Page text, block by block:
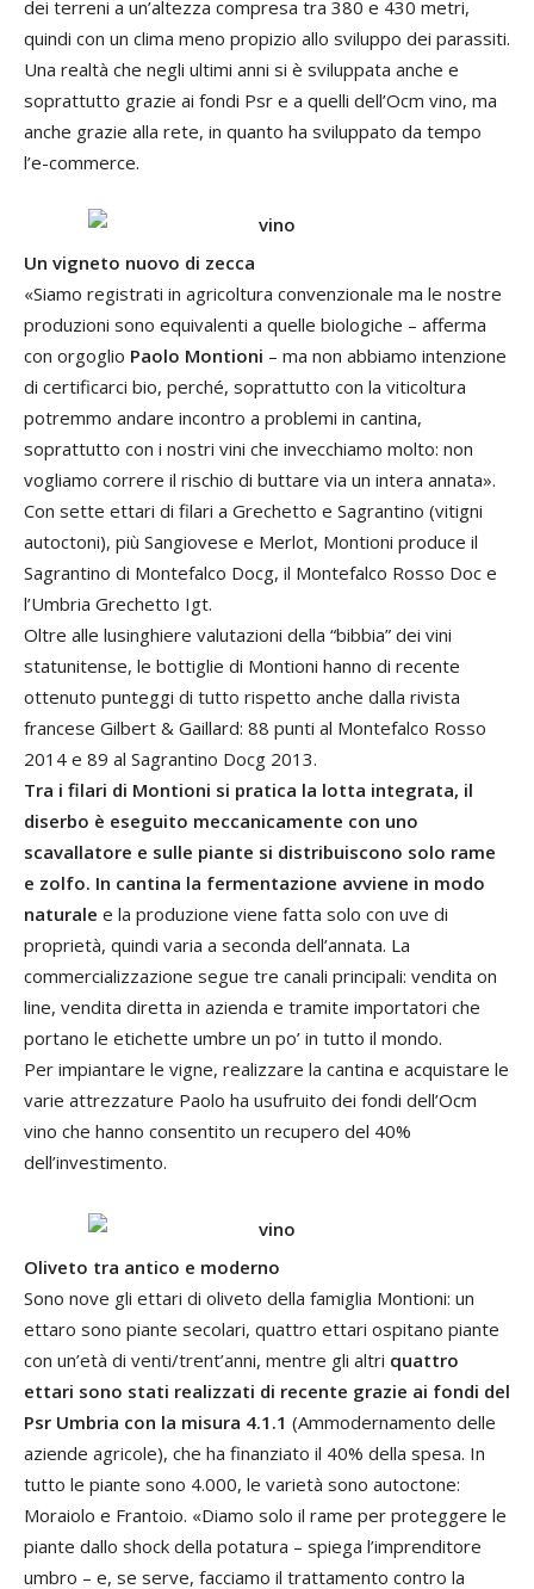
dei terreni a un’altezza compresa tra 380 e 430 metri,
quindi con un clima meno propizio allo sviluppo dei parassiti.
Una realtà che negli ultimi anni si è sviluppata anche e
soprattutto grazie ai fondi Psr e a quelli dell’Ocm vino, ma
anche grazie alla rete, in quanto ha sviluppato da tempo
l’e-commerce.
Un vigneto nuovo di zecca
«Siamo registrati in agricoltura convenzionale ma le nostre
produzioni sono equivalenti a quelle biologiche – afferma
con orgoglio Paolo Montioni – ma non abbiamo intenzione
di certificarci bio, perché, soprattutto con la viticoltura
potremmo andare incontro a problemi in cantina,
soprattutto con i nostri vini che invecchiamo molto: non
vogliamo correre il rischio di buttare via un intera annata».
Con sette ettari di filari a Grechetto e Sagrantino (vitigni
autoctoni), più Sangiovese e Merlot, Montioni produce il
Sagrantino di Montefalco Docg, il Montefalco Rosso Doc e
l’Umbria Grechetto Igt.
Oltre alle lusinghiere valutazioni della “bibbia” dei vini
statunitense, le bottiglie di Montioni hanno di recente
ottenuto punteggi di tutto rispetto anche dalla rivista
francese Gilbert & Gaillard: 88 punti al Montefalco Rosso
2014 e 89 al Sagrantino Docg 2013.
Tra i filari di Montioni si pratica la lotta integrata, il
diserbo è eseguito meccanicamente con uno
scavallatore e sulle piante si distribuiscono solo rame
e zolfo. In cantina la fermentazione avviene in modo
naturale e la produzione viene fatta solo con uve di
proprietà, quindi varia a seconda dell’annata. La
commercializzazione segue tre canali principali: vendita on
line, vendita diretta in azienda e tramite importatori che
portano le etichette umbre un po’ in tutto il mondo.
Per impiantare le vigne, realizzare la cantina e acquistare le
varie attrezzature Paolo ha usufruito dei fondi dell’Ocm
vino che hanno consentito un recupero del 40%
dell’investimento.
Oliveto tra antico e moderno
Sono nove gli ettari di oliveto della famiglia Montioni: un
ettaro sono piante secolari, quattro ettari ospitano piante
con un’età di venti/trent’anni, mentre gli altri quattro
ettari sono stati realizzati di recente grazie ai fondi del
Psr Umbria con la misura 4.1.1 (Ammodernamento delle
aziende agricole), che ha finanziato il 40% della spesa. In
tutto le piante sono 4.000, le varietà sono autoctone:
Moraiolo e Frantoio. «Diamo solo il rame per proteggere le
piante dallo shock della potatura – spiega l’imprenditore
umbro – e, se serve, facciamo il trattamento contro la